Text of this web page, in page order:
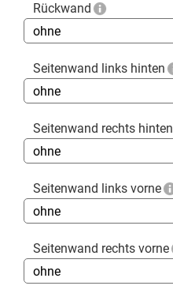
Rückwand
Seitenwand links hinten
Seitenwand rechts hinten
Seitenwand links vorne
Seitenwand rechts vorne